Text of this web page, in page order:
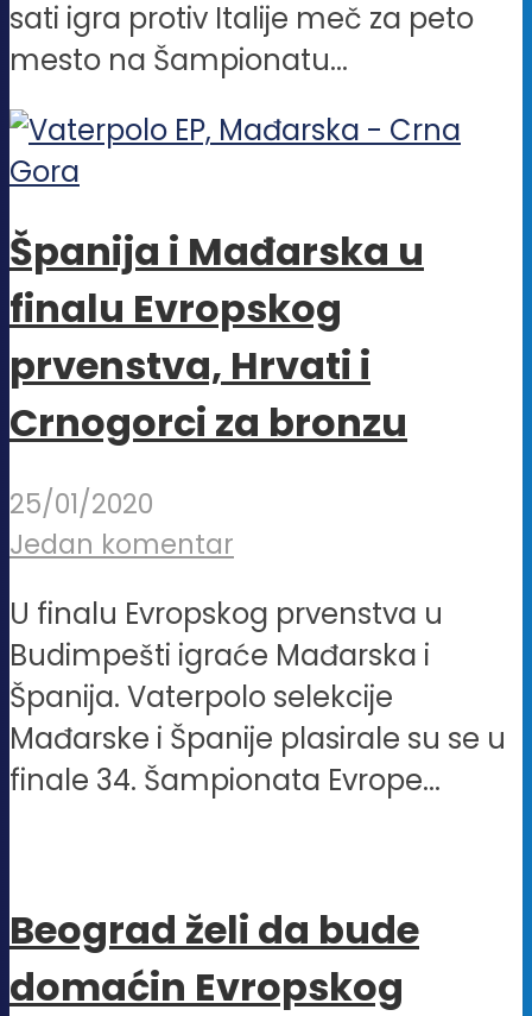
sati igra protiv Italije meč za peto
mesto na Šampionatu...
Španija i Mađarska u
finalu Evropskog
prvenstva, Hrvati i
Crnogorci za bronzu
25/01/2020
Jedan komentar
U finalu Evropskog prvenstva u
Budimpešti igraće Mađarska i
Španija. Vaterpolo selekcije
Mađarske i Španije plasirale su se u
finale 34. Šampionata Evrope...
Beograd želi da bude
domaćin Evropskog